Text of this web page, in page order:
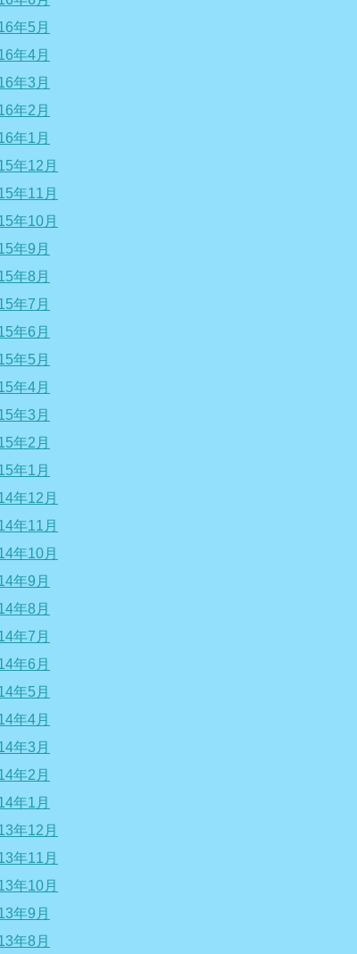
年5月
年4月
年3月
年2月
年1月
年12月
年11月
年10月
年9月
年8月
年7月
年6月
年5月
年4月
年3月
年2月
年1月
年12月
年11月
年10月
年9月
年8月
年7月
年6月
年5月
年4月
年3月
年2月
年1月
年12月
年11月
年10月
年9月
年8月